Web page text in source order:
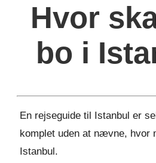
Hvor
bo i
En rejseguide til Istanbul er
komplet uden at nævne, hvor
Istanbul.